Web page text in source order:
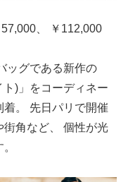
、 ￥112,000
ッグである新作の
ト)」をコーディネー
着。 先日パリで開催
街角など、 個性が光